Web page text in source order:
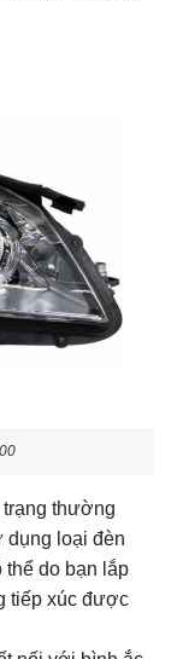
thường
dụng loại đèn
thể do bạn lắp
tiếp xúc được